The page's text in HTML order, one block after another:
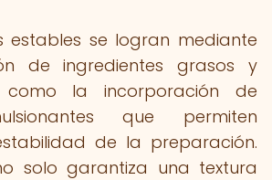
estables se logran mediante
de ingredientes grasos y
como la incorporación de
que permiten
de la preparación.
solo garantiza una textura